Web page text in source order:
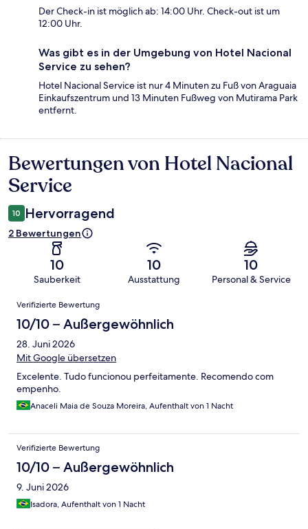
Der Check-in ist möglich ab: 14:00 Uhr. Check-out ist um
12:00 Uhr.
Was gibt es in der Umgebung von Hotel Nacional
Service zu sehen?
Hotel Nacional Service ist nur 4 Minuten zu Fuß von Araguaia
Einkaufszentrum und 13 Minuten Fußweg von Mutirama Park
entfernt.
Bewertungen
Bewertungen von Hotel Nacional
Service
10 Hervorragend
2 Bewertungen
10
Sauberkeit
10
Ausstattung
10
Personal & Service
Bewertungen
Verifizierte Bewertung
10/10 – Außergewöhnlich
28. Juni 2026
Mit Google übersetzen
Excelente. Tudo funcionou perfeitamente. Recomendo com
empenho.
Anaceli Maia de Souza Moreira, Aufenthalt von 1 Nacht
Verifizierte Bewertung
10/10 – Außergewöhnlich
9. Juni 2026
Isadora, Aufenthalt von 1 Nacht